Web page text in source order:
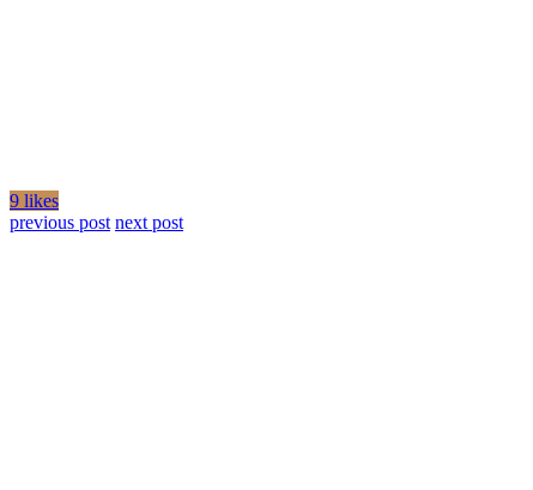
9 likes
previous post next post